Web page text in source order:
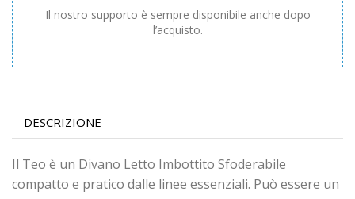
Il nostro supporto è sempre disponibile anche dopo
l’acquisto.
DESCRIZIONE
Il Teo è un Divano Letto Imbottito Sfoderabile
compatto e pratico dalle linee essenziali. Può essere un